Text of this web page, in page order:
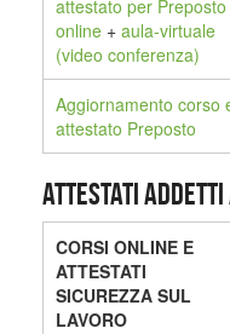
attestato per Preposto
online + aula-virtuale
(video conferenza)
Aggiornamento corso
attestato Preposto
ATTESTATI
CORSI ONLINE E
ATTESTATI
SICUREZZA SUL
LAVORO